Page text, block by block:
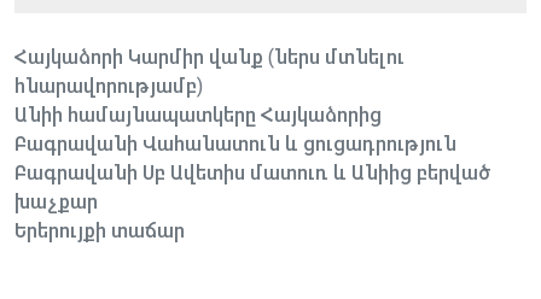
Հայկաձորի Կարմիր վանք (ներս մտնելու
հնարավորությամբ)
Անիի համայնապատկերը Հայկաձորից
Բագրավանի Վահանատուն և ցուցադրություն
Բագրավանի Սբ Ավետիս մատուռ և Անիից բերված
խաչքար
Երերույքի տաճար